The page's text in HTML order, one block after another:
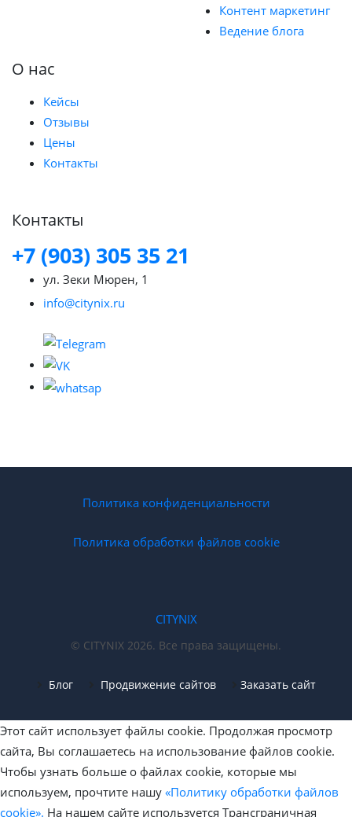
Контент маркетинг
Ведение блога
О нас
Кейсы
Отзывы
Цены
Контакты
Контакты
+7 (903) 305 35 21
ул. Зеки Мюрен, 1
info@citynix.ru
Политика конфиденциальности
Политика обработки файлов cookie
CITYNIX
© CITYNIX 2026. Все права защищены.
Блог Продвижение сайтов Заказать сайт
Этот сайт использует файлы cookie. Продолжая просмотр
сайта, Вы соглашаетесь на использование файлов cookie.
Чтобы узнать больше о файлах cookie, которые мы
используем, прочтите нашу «Политику обработки файлов
cookie». На нашем сайте используется Трансграничная